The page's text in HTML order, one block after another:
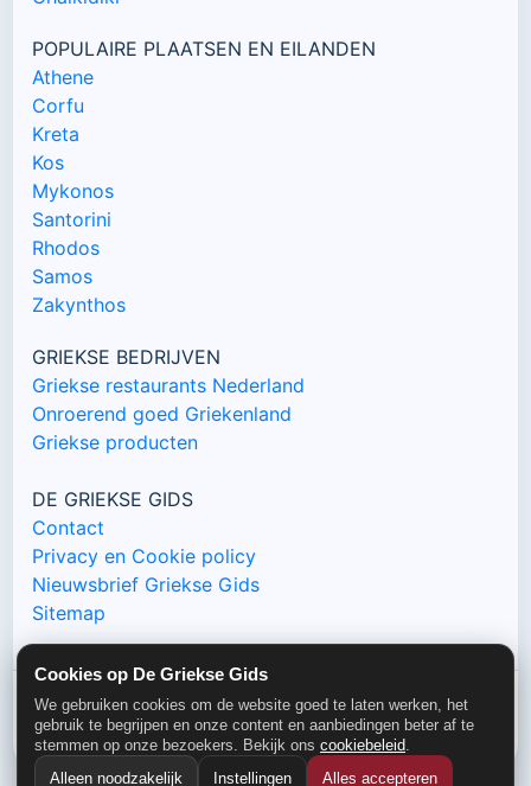
Cookies op De Griekse Gids
We gebruiken cookies om de website goed te laten werken, het
gebruik te begrijpen en onze content en aanbiedingen beter af te
stemmen op onze bezoekers. Bekijk ons cookiebeleid.
Alleen noodzakelijk
Instellingen Alles accepteren
POPULAIRE PLAATSEN EN EILANDEN
Athene
Corfu
Kreta
Kos
Mykonos
Santorini
Rhodos
Samos
Zakynthos
GRIEKSE BEDRIJVEN
Griekse restaurants Nederland
Onroerend goed Griekenland
Griekse producten
DE GRIEKSE GIDS
Contact
Privacy en Cookie policy
Nieuwsbrief Griekse Gids
Sitemap
© De Griekse Gids 2000-2026